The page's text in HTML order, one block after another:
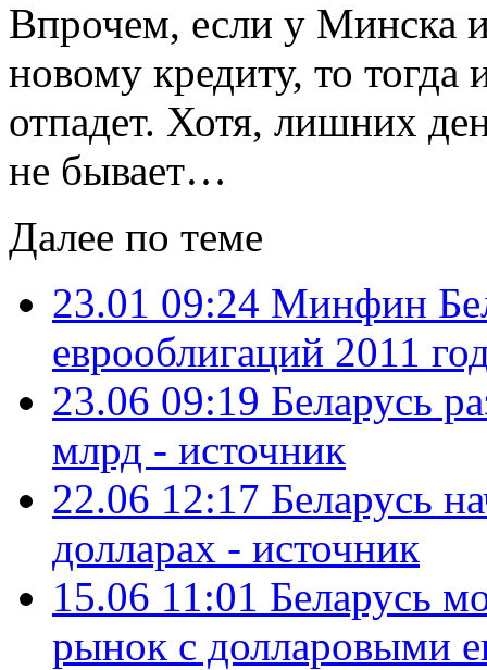
Впрочем, если у Минска
новому кредиту, то тогда
отпадет. Хотя, лишних
не бывает…
Далее по теме
23.01 09:24 Минфин
еврооблигаций 2011
23.06 09:19 Беларусь
млрд - источник
22.06 12:17 Беларусь
долларах - источник
15.06 11:01 Беларусь
рынок с долларовыми